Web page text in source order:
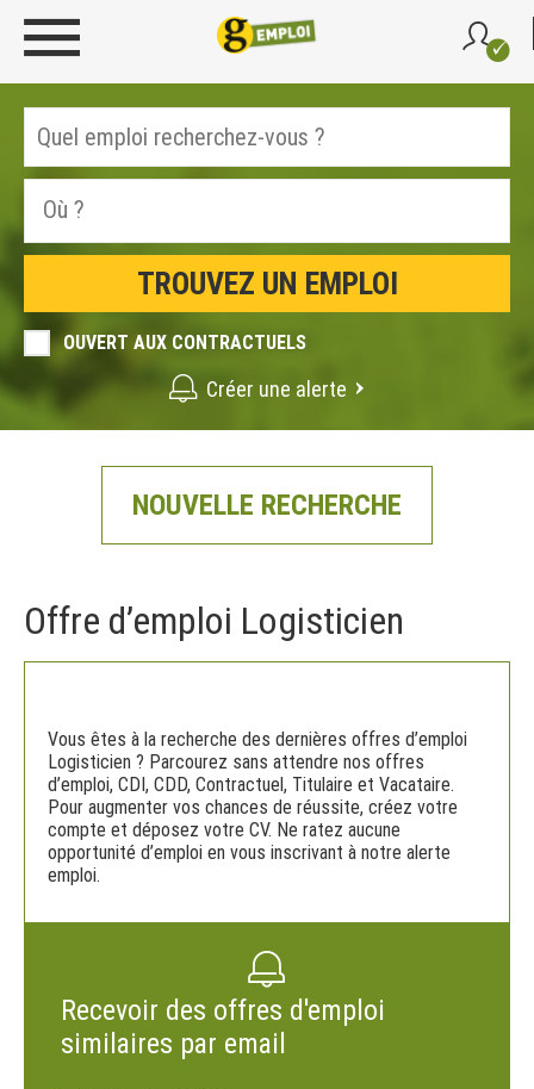
OUVERT AUX CONTRACTUELS
Créer une alerte
NOUVELLE RECHERCHE
Offre d’emploi Logisticien
Vous êtes à la recherche des dernières offres d’emploi
Logisticien ? Parcourez sans attendre nos offres
d’emploi, CDI, CDD, Contractuel, Titulaire et Vacataire.
Pour augmenter vos chances de réussite, créez votre
compte et déposez votre CV. Ne ratez aucune
opportunité d’emploi en vous inscrivant à notre alerte
emploi.
Recevoir des offres d'emploi
similaires par email